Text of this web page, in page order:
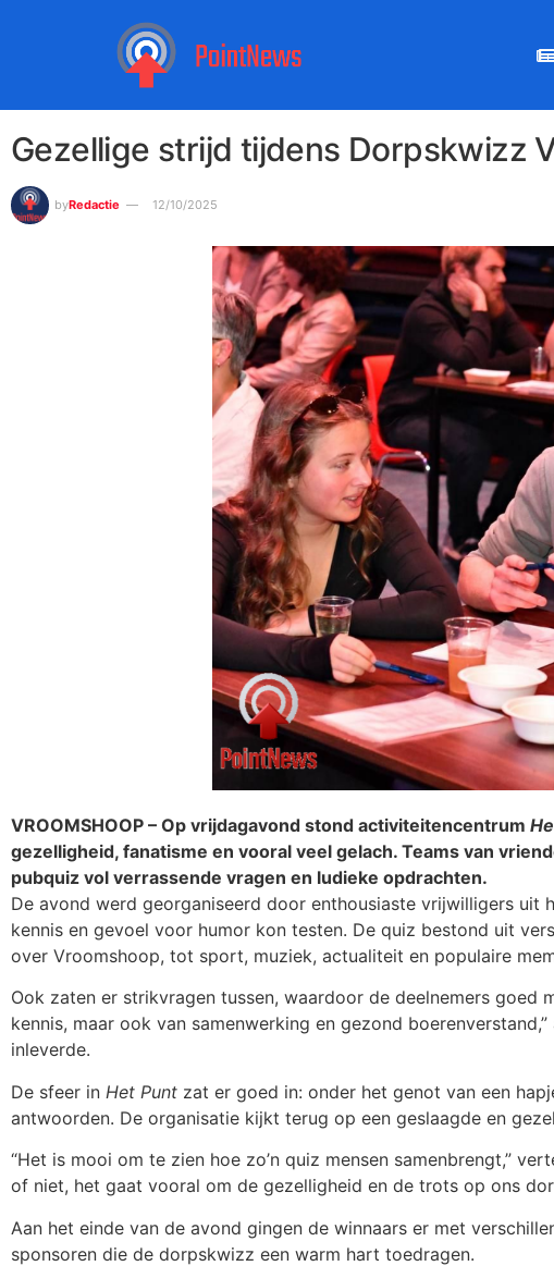
Gezellige strijd tijdens Dorpskwizz
byRedactie 12/10/2025
VROOMSHOOP – Op vrijdagavond stond activiteitencentrum
gezelligheid, fanatisme en vooral veel gelach. Teams van
pubquiz vol verrassende vragen en ludieke opdrachten.
De avond werd georganiseerd door enthousiaste vrijwilligers uit
kennis en gevoel voor humor kon testen. De quiz bestond uit
over Vroomshoop, tot sport, muziek, actualiteit en populaire
Ook zaten er strikvragen tussen, waardoor de deelnemers
kennis, maar ook van samenwerking en gezond
inleverde.
De sfeer in Het Punt zat er goed in: onder het genot van een
antwoorden. De organisatie kijkt terug op een geslaagde en
“Het is mooi om te zien hoe zo’n quiz mensen samenbrengt,”
of niet, het gaat vooral om de gezelligheid en de trots op ons
Aan het einde van de avond gingen de winnaars er met
sponsoren die de dorpskwizz een warm hart toedragen.